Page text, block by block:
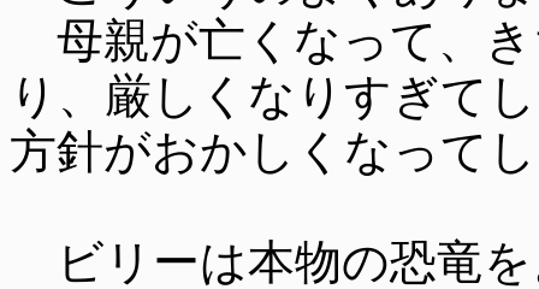
母親が亡くなって、
り、厳しくなりすぎて
方針がおかしくなって
ビリーは本物の恐竜